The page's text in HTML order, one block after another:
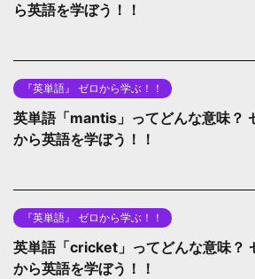
ら英語を学ぼう！！
『英単語』 ゼロから学ぶ！！
英単語「mantis」ってどんな意味？
から英語を学ぼう！！
『英単語』 ゼロから学ぶ！！
英単語「cricket」ってどんな意味？
から英語を学ぼう！！